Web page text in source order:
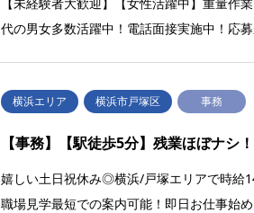
代の男女多数活躍中！電話面接実施中！応
横浜エリア 横浜市戸塚区 事務
【事務】【駅徒歩5分】残業ほぼナシ
嬉しい土日祝休み◎横浜/戸塚エリアで時給
職場見学最短での案内可能！即日お仕事始